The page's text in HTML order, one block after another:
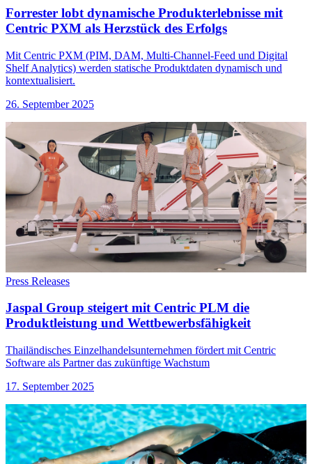
Forrester lobt dynamische Produkterlebnisse mit
Centric PXM als Herzstück des Erfolgs
Mit Centric PXM (PIM, DAM, Multi-Channel-Feed und Digital
Shelf Analytics) werden statische Produktdaten dynamisch und
kontextualisiert.
26. September 2025
Press Releases
Jaspal Group steigert mit Centric PLM die
Produktleistung und Wettbewerbsfähigkeit
Thailändisches Einzelhandelsunternehmen fördert mit Centric
Software als Partner das zukünftige Wachstum
17. September 2025